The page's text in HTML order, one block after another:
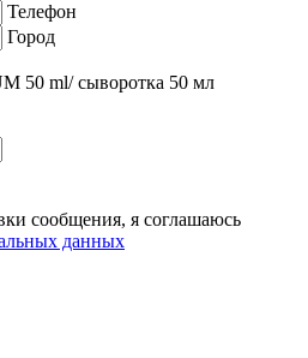
Телефон
Город
50 ml/ сыворотка 50 мл
сообщения, я соглашаюсь
данных